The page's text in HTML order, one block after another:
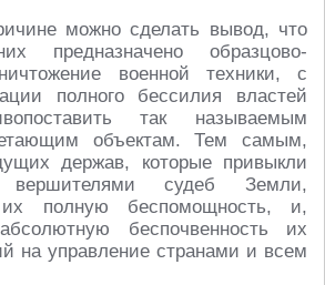
можно сделать вывод, что
предназначено образцово-
военной техники, с
полного бессилия властей
так называемым
объектам. Тем самым,
держав, которые привыкли
судеб Земли,
их полную беспомощность, и,
беспочвенность их
на управление странами и всем